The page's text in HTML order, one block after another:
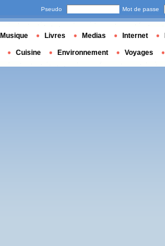
Pseudo Mot de passe
Musique Livres Medias Internet
Cuisine Environnement Voyages